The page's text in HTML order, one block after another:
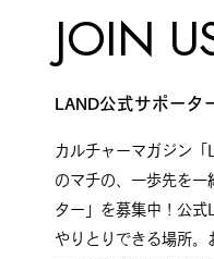
JOIN
LAND公式サポータ
カルチャーマガジン
のマチの、一歩先を一
ター」を募集中！公
やりとりできる場所。